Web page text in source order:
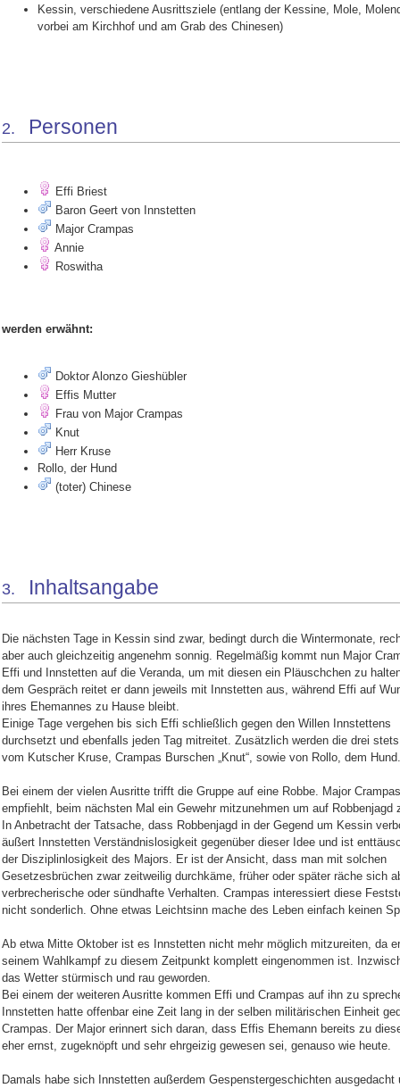
Kessin, verschiedene Ausrittsziele (entlang der Kessine, Mole,
vorbei am Kirchhof und am Grab des Chinesen)
2. Personen
Effi Briest
Baron Geert von Innstetten
Major Crampas
Annie
Roswitha
werden erwähnt:
Doktor Alonzo Gieshübler
Effis Mutter
Frau von Major Crampas
Knut
Herr Kruse
Rollo, der Hund
(toter) Chinese
3. Inhaltsangabe
Die nächsten Tage in Kessin sind zwar, bedingt durch die Wintermonate,
aber auch gleichzeitig angenehm sonnig. Regelmäßig kommt nun Major
Effi und Innstetten auf die Veranda, um mit diesen ein Pläuschchen zu
dem Gespräch reitet er dann jeweils mit Innstetten aus, während Effi auf
ihres Ehemannes zu Hause bleibt.
Einige Tage vergehen bis sich Effi schließlich gegen den Willen Innstettens
durchsetzt und ebenfalls jeden Tag mitreitet. Zusätzlich werden die drei
vom Kutscher Kruse, Crampas Burschen „Knut“, sowie von Rollo, dem Hund.
Bei einem der vielen Ausritte trifft die Gruppe auf eine Robbe. Major Crampas
empfiehlt, beim nächsten Mal ein Gewehr mitzunehmen um auf Robbenjagd
In Anbetracht der Tatsache, dass Robbenjagd in der Gegend um Kessin
äußert Innstetten Verständnislosigkeit gegenüber dieser Idee und ist
der Disziplinlosigkeit des Majors. Er ist der Ansicht, dass man mit solchen
Gesetzesbrüchen zwar zeitweilig durchkäme, früher oder später räche sich
verbrecherische oder sündhafte Verhalten. Crampas interessiert diese
nicht sonderlich. Ohne etwas Leichtsinn mache des Leben einfach keinen
Ab etwa Mitte Oktober ist es Innstetten nicht mehr möglich mitzureiten, da
seinem Wahlkampf zu diesem Zeitpunkt komplett eingenommen ist.
das Wetter stürmisch und rau geworden.
Bei einem der weiteren Ausritte kommen Effi und Crampas auf ihn zu
Innstetten hatte offenbar eine Zeit lang in der selben militärischen Einheit
Crampas. Der Major erinnert sich daran, dass Effis Ehemann bereits zu
eher ernst, zugeknöpft und sehr ehrgeizig gewesen sei, genauso wie heute.
Damals habe sich Innstetten außerdem Gespenstergeschichten ausgedacht